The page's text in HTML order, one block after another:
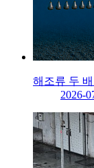
해조류 두
2026-